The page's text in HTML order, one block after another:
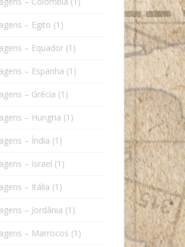
– Egito (1)
– Equador (1)
– Espanha (1)
– Grécia (1)
– Hungria (1)
– Índia (1)
– Israel (1)
– Itália (1)
– Jordânia (1)
– Marrocos (1)